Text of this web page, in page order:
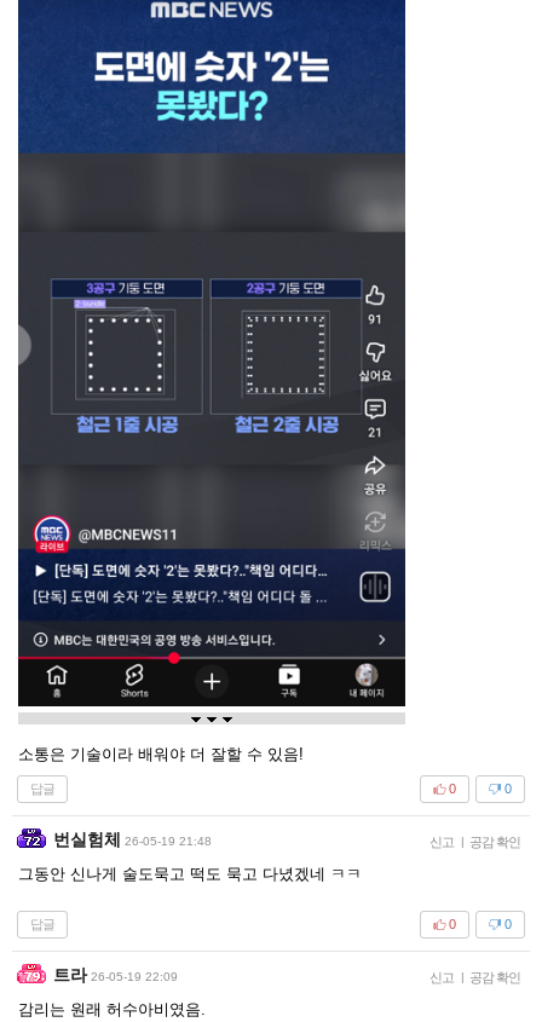
소통은 기술이라 배워야 더 잘할 수 있음!
답글 0
0
번실험체 26-05-19 21:48 신고 | 공감 확인
그동안 신나게 술도묵고 떡도 묵고 다녔겠네 ㅋㅋ
답글 0
0
트라 26-05-19 22:09 신고 | 공감 확인
감리는 원래 허수아비였음.